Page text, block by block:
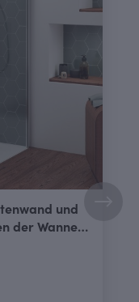
und
der Wanne,